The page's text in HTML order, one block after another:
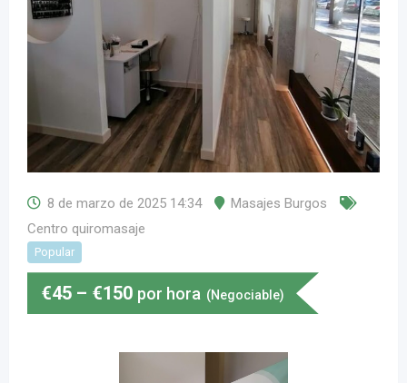
8 de marzo de 2025 14:34
Masajes Burgos
Centro quiromasaje
Popular
€45 – €150 por hora (Negociable)